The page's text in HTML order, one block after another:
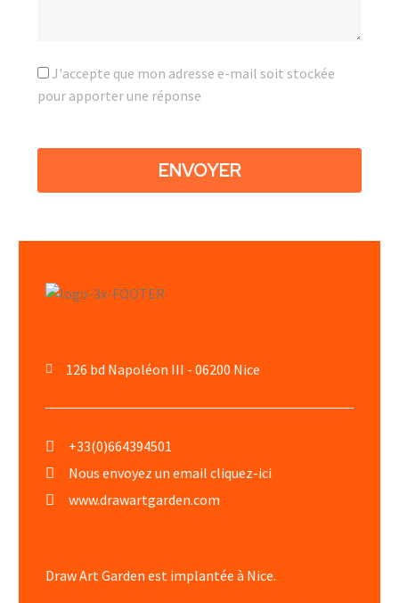
J'accepte que mon adresse e-mail soit stockée
pour apporter une réponse
126 bd Napoléon III - 06200 Nice
+33(0)664394501
Nous envoyez un email cliquez-ici
www.drawartgarden.com
Draw Art Garden est implantée à Nice.